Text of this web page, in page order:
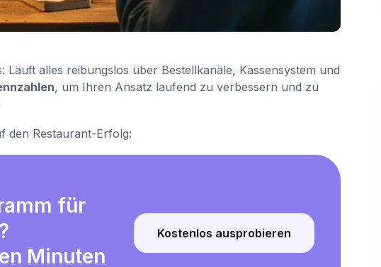
alles reibungslos über Bestellkanäle, Kassensystem und
, um Ihren Ansatz laufend zu verbessern und zu
den Restaurant-Erfolg:
für
Minuten
Kostenlos ausprobieren